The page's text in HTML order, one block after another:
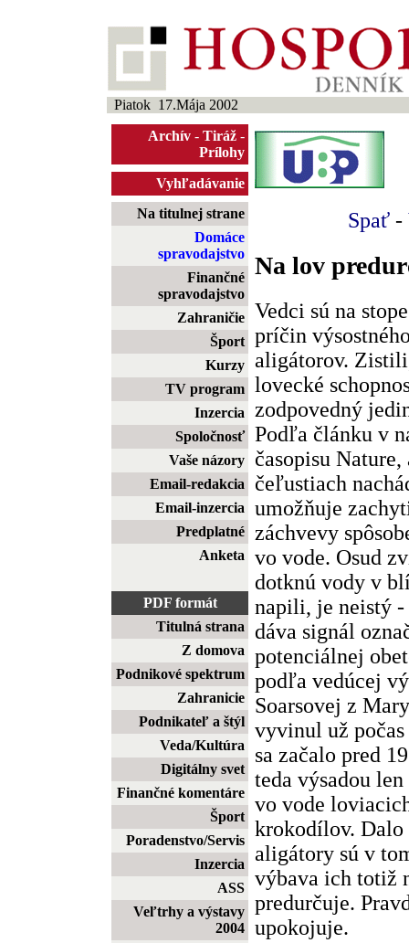
Piatok 17.Mája 2002
Archív - Tiráž -
Prílohy
Vyhľadávanie
Na titulnej strane
Domáce
spravodajstvo
Finančné
spravodajstvo
Zahraničie
Šport
Kurzy
TV program
Inzercia
Spoločnosť
Vaše názory
Email-redakcia
Email-inzercia
Predplatné
Anketa
PDF formát
Titulná strana
Z domova
Podnikové spektrum
Zahranicie
Podnikateľ a štýl
Veda/Kultúra
Digitálny svet
Finančné komentáre
Šport
Poradenstvo/Servis
Inzercia
ASS
Veľtrhy a výstavy
2004
Spať -
Na lov
Vedci sú na
príčin
aligátorov.
lovecké
zodpovedný
Podľa článku v
časopisu
čeľustiach
umožňuje
záchvevy
vo vode. Osud
dotknú vody v
napili, je neistý -
dáva signál
potenciálnej
podľa vedúcej
Soarsovej z
vyvinul už
sa začalo pred
teda výsadou
vo vode
krokodílov. Dalo
aligátory sú v
výbava ich totiž
predurčuje.
upokojuje.